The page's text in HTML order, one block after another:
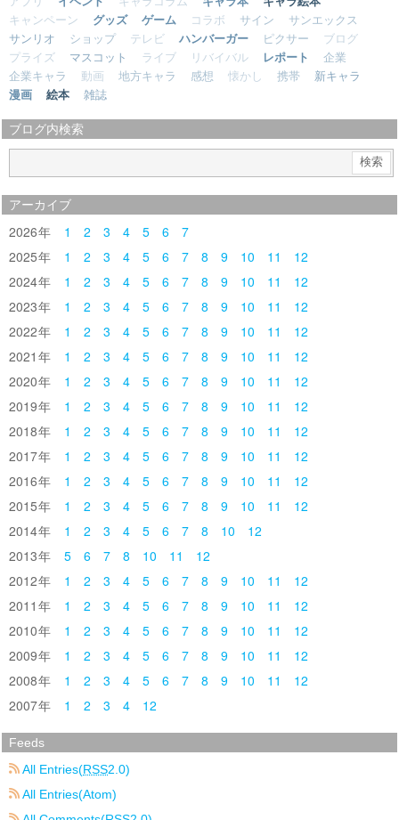
キャンペーン
グッズ ゲーム コラボ サイン
サンエックス
サンリオ
ショップ テレビ ハンバーガー ピクサー
ブログ
プライズ
マスコット ライブ リバイバル レポート
企業
企業キャラ
動画 地方キャラ 感想 懐かし 携帯
新キャラ
漫画
絵本 雑誌
ブログ内検索
アーカイブ
2026 1 2 3 4 5 6
7
2025
1 2 3 4 5 6 7 8 9 10 11
12
2024
1 2 3 4 5 6 7 8 9 10 11
12
2023
1 2 3 4 5 6 7 8 9 10 11
12
2022
1 2 3 4 5 6 7 8 9 10 11
12
2021
1 2 3 4 5 6 7 8 9 10 11
12
2020
1 2 3 4 5 6 7 8 9 10 11
12
2019
1 2 3 4 5 6 7 8 9 10 11
12
2018
1 2 3 4 5 6 7 8 9 10 11
12
2017
1 2 3 4 5 6 7 8 9 10 11
12
2016
1 2 3 4 5 6 7 8 9 10 11
12
2015
1 2 3 4 5 6 7 8 9 10 11
12
2014
1 2 3 4 5 6 7 8 10
12
2013
5 6 7 8 10 11
12
2012
1 2 3 4 5 6 7 8 9 10 11
12
2011
1 2 3 4 5 6 7 8 9 10 11
12
2010
1 2 3 4 5 6 7 8 9 10 11
12
2009
1 2 3 4 5 6 7 8 9 10 11
12
2008
1 2 3 4 5 6 7 8 9 10 11
12
2007
1 2 3 4 12
Feeds
All Entries(RSS2.0)
All Entries(Atom)